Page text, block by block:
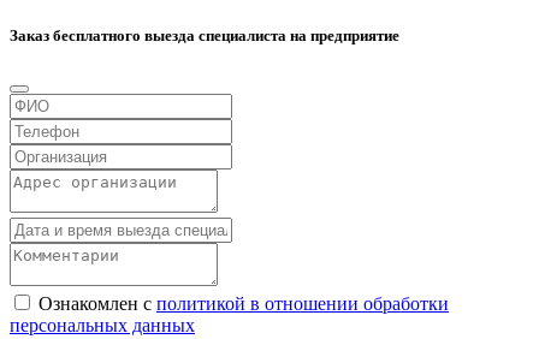
Заказ бесплатного выезда специалиста на предприятие
Ознакомлен с политикой в отношении обработки
персональных данных